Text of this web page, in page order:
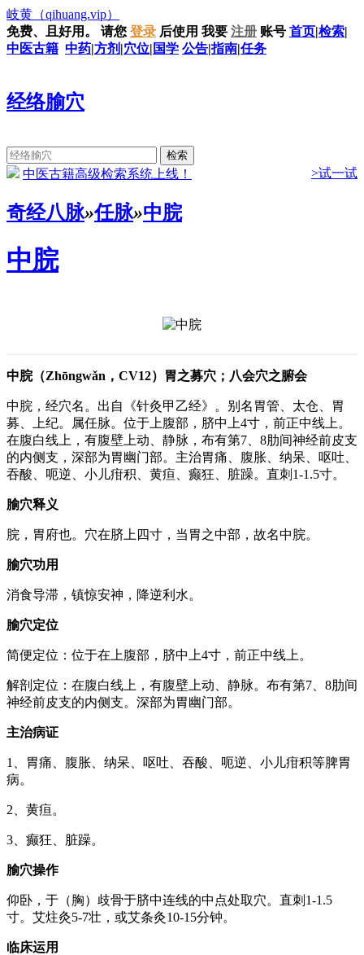
岐黄 （qihuang.vip）
免费、且好用。
请您 登录 后使用 我要 注册 账号 首页|检索|
中医古籍 中药|方剂 |穴位| 国学 公告|指南|任务
经络腧穴
中医古籍高级检索系统上线！ >试一试
奇经八脉»任脉»中脘
中脘
中脘（Zhōngwǎn，CV12）胃之募穴；八会穴之腑会
中脘，经穴名。出自《针灸甲乙经》。别名胃管、太仓、胃
募、上纪。属任脉。位于上腹部，脐中上4寸，前正中线上。
在腹白线上，有腹壁上动、静脉，布有第7、8肋间神经前皮支
的内侧支，深部为胃幽门部。主治胃痛、腹胀、纳呆、呕吐、
吞酸、呃逆、小儿疳积、黄疸、癫狂、脏躁。直刺1-1.5寸。
腧穴释义
脘，胃府也。穴在脐上四寸，当胃之中部，故名中脘。
腧穴功用
消食导滞，镇惊安神，降逆利水。
腧穴定位
简便定位：位于在上腹部，脐中上4寸，前正中线上。
解剖定位：在腹白线上，有腹壁上动、静脉。布有第7、8肋间
神经前皮支的内侧支。深部为胃幽门部。
主治病证
1、胃痛、腹胀、纳呆、呕吐、吞酸、呃逆、小儿疳积等脾胃
病。
2、黄疸。
3、癫狂、脏躁。
腧穴操作
仰卧，于（胸）歧骨于脐中连线的中点处取穴。直刺1-1.5
寸。艾炷灸5-7壮，或艾条灸10-15分钟。
临床运用